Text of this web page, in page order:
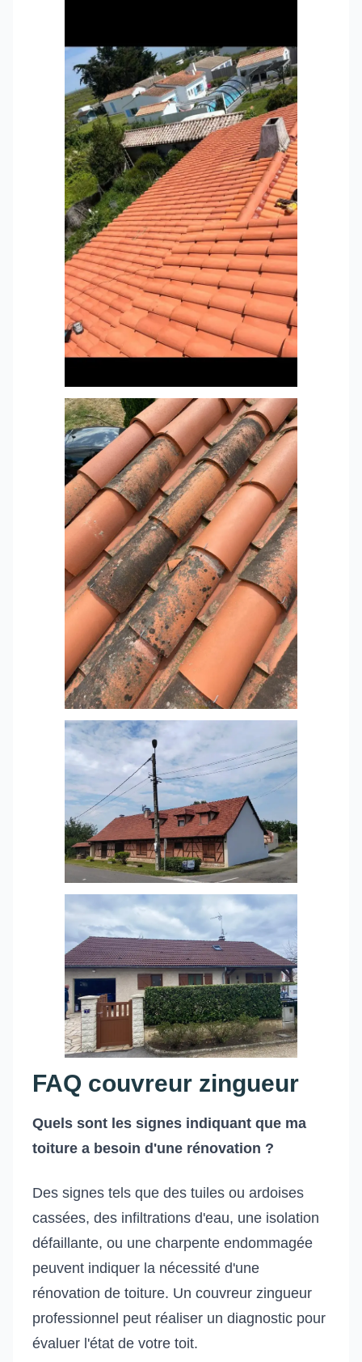
FAQ couvreur zingueur
Quels sont les signes indiquant que ma
toiture a besoin d'une rénovation ?
Des signes tels que des tuiles ou ardoises
cassées, des infiltrations d'eau, une isolation
défaillante, ou une charpente endommagée
peuvent indiquer la nécessité d'une
rénovation de toiture. Un couvreur zingueur
professionnel peut réaliser un diagnostic pour
évaluer l'état de votre toit.